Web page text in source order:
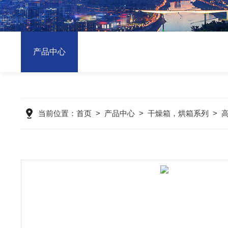
产品中心
当前位置： 首页> 产品中心> 干燥箱，烘箱系列 >